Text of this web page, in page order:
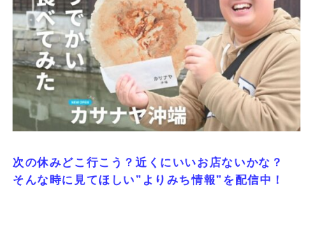
次の休みどこ行こう？近くにいいお店ないかな？
そんな時に見てほしい”よりみち情報”を配信中！